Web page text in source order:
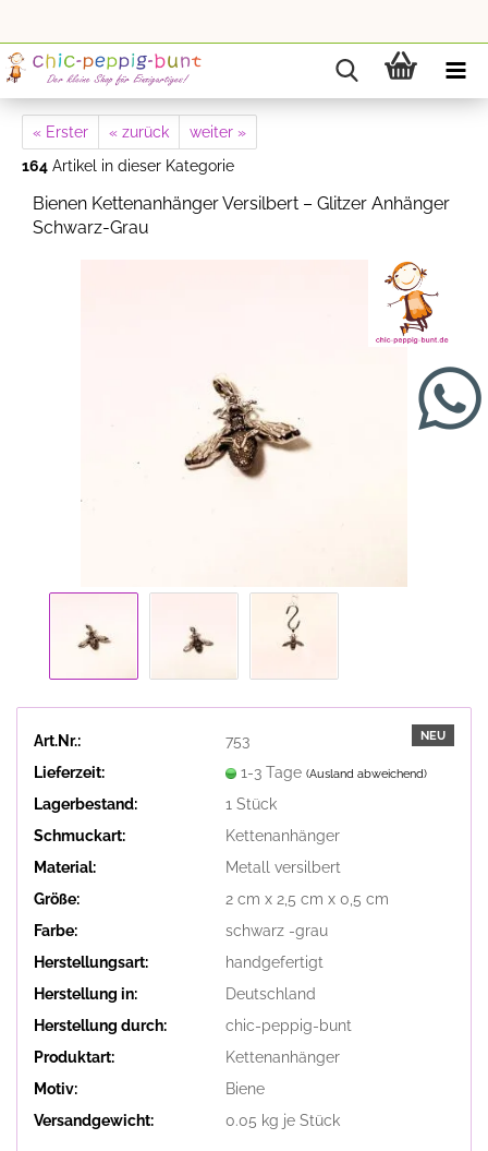
« Erster « zurück
weiter »
164 Artikel in dieser Kategorie
Bienen Kettenanhänger Versilbert – Glitzer Anhänger
Schwarz-Grau
NEU
Art.Nr.:
753
Lieferzeit:
1-3 Tage (Ausland abweichend)
Lagerbestand: 1 Stück
Schmuckart:
Kettenanhänger
Material:
Metall versilbert
Größe:
2 cm x 2,5 cm x 0,5 cm
Farbe:
schwarz -grau
Herstellungsart:
handgefertigt
Herstellung in:
Deutschland
Herstellung durch:
chic-peppig-bunt
Produktart:
Kettenanhänger
Motiv:
Biene
Versandgewicht:
0.05 kg je Stück